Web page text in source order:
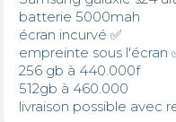
batterie 5000mah
écran incurvé ✅
empreinte sous l'écran
256 gb à 440.000f
512gb à 460.000
livraison possible avec